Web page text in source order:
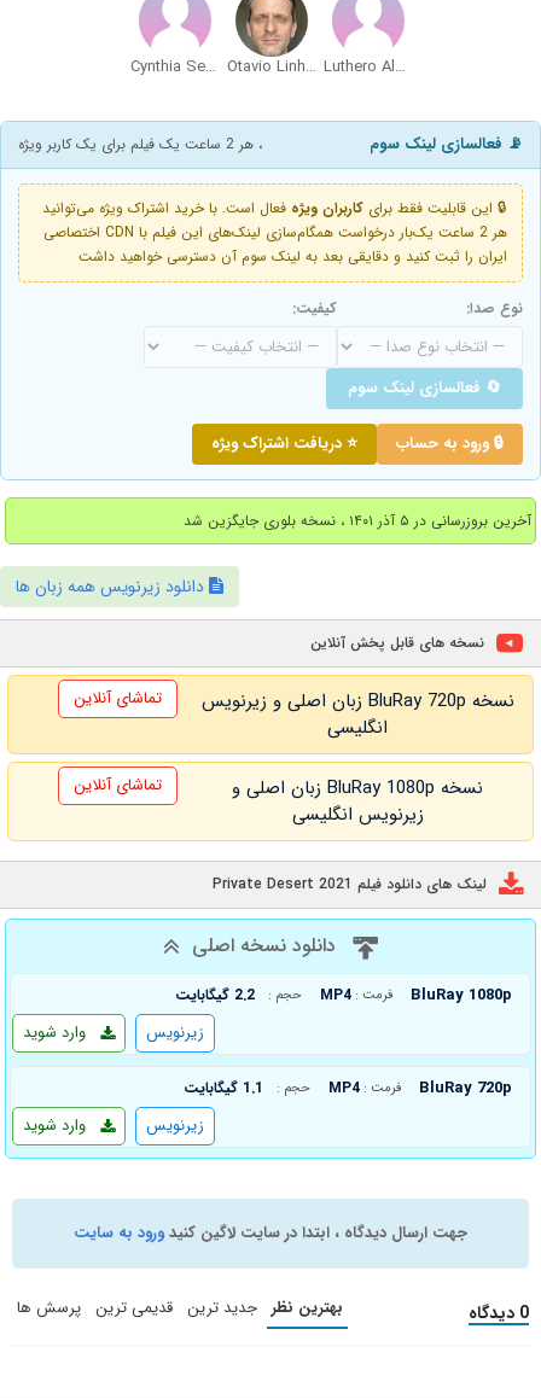
Luthero Almeida
Otavio Linhares
Cynthia Senek
📡 فعالسازی لینک سوم ، هر 2 ساعت یک فیلم برای یک کاربر ویژه
🔒 این قابلیت فقط برای کاربران ویژه فعال است. با خرید اشتراک ویژه می‌توانید
هر 2 ساعت یک‌بار درخواست همگام‌سازی لینک‌های این فیلم با CDN اختصاصی
ایران را ثبت کنید و دقایقی بعد به لینک سوم آن دسترسی خواهید داشت
نوع صدا: کیفیت:
🔄 فعالسازی لینک سوم
🔒 ورود به حساب ⭐ دریافت اشتراک ویژه
آخرین بروزرسانی در ۵ آذر ۱۴۰۱ ، نسخه بلوری جایگزین شد
دانلود زیرنویس همه زبان ها
نسخه های قابل پخش آنلاین
نسخه BluRay 720p زبان اصلی و زیرنویس
انگلیسی
تماشای آنلاین
نسخه BluRay 1080p زبان اصلی و
زیرنویس انگلیسی
تماشای آنلاین
لینک های دانلود فیلم Private Desert 2021
دانلود نسخه اصلی
BluRay 1080p فرمت : MP4 حجم : 2.2 گیگابایت
وارد شوید زیرنویس
BluRay 720p فرمت : MP4 حجم : 1.1 گیگابایت
وارد شوید زیرنویس
جهت ارسال دیدگاه ، ابتدا در سایت لاگین کنیدورود به سایت
0 دیدگاه بهترین نظر جدید ترین قدیمی ترین پرسش ها